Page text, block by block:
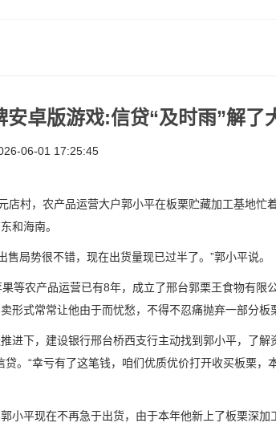
安卓版游戏:信贷“及时雨”解了
06-01 17:25:45
村，农产品运营大户郭小平在板栗贮藏加工基地忙
和海南。
势很不错，现在出货量现已过半了。”郭小平说。
农产品运营已有8年，成立了邢台郭栗王食物有限
形式常常让他由于而忧愁，不得不忍痛抛弃一部分板
下，建设银行邢台桥西支行主动找到郭小平，了解
。“幸亏有了这笔钱，咱们优质优价打开收买板栗，
平现在不再急于出货，由于本年他新上了板栗深加